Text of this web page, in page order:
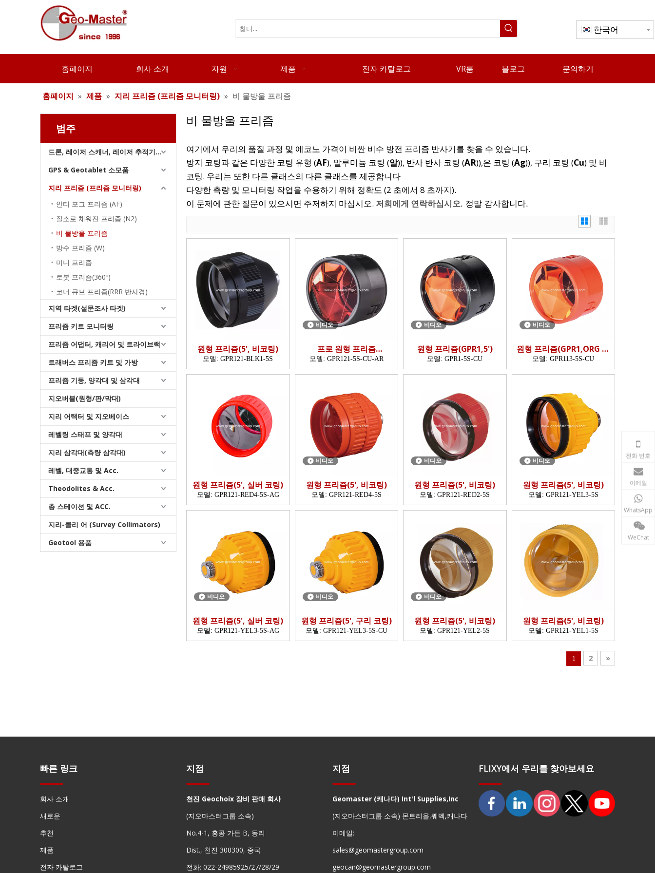
한국어
홈페이지 회사 소개 자원 제품 전자 카탈로그 VR룸 블로그 문의하기
홈페이지 » 제품 » 지리 프리즘 (프리즘 모니터링) » 비 물방울 프리즘
범주
드론, 레이저 스캐너, 레이저 추적기 및 슬램
GPS & Geotablet 소모품
지리 프리즘 (프리즘 모니터링)
안티 포그 프리즘 (AF)
질소로 채워진 프리즘 (N2)
비 물방울 프리즘
방수 프리즘 (W)
미니 프리즘
로봇 프리즘(360º)
코너 큐브 프리즘(RRR 반사경)
지역 타겟(설문조사 타겟)
프리즘 키트 모니터링
프리즘 어댑터, 캐리어 및 트라이브랙
트래버스 프리즘 키트 및 가방
프리즘 기둥, 양각대 및 삼각대
지오버블(원형/판/막대)
지리 어택터 및 지오베이스
레벨링 스태프 및 양각대
지리 삼각대(측량 삼각대)
레벨, 대중교통 및 Acc.
Theodolites & Acc.
총 스테이션 및 ACC.
지리-콜리 어 (Survey Collimators)
Geotool 용품
비 물방울 프리즘
여기에서 우리의 품질 과정 및 에코노 가격이 비싼 비수 방전 프리즘 반사기를 찾을 수 있습니다.
방지 코팅과 같은 다양한 코팅 유형 (AF), 알루미늄 코팅 (알)), 반사 반사 코팅 (AR)),은 코팅 (Ag)), 구리 코팅 (Cu) 및 비
코팅. 우리는 또한 다른 클래스의 다른 클래스를 제공합니다
다양한 측량 및 모니터링 작업을 수용하기 위해 정확도 (2 초에서 8 초까지).
이 문제에 관한 질문이 있으시면 주저하지 마십시오. 저희에게 연락하십시오. 정말 감사합니다.
원형 프리즘(5', 비코팅)
모델: GPR121-BLK1-5S
비디오
프로 원형 프리즘
(GPR121,5')
모델: GPR121-5S-CU-AR
비디오
원형 프리즘(GPR1,5')
모델: GPR1-5S-CU
비디오
원형 프리즘(GPR1,ORG 캐
니스터)
모델: GPR113-5S-CU
원형 프리즘(5', 실버 코팅)
모델: GPR121-RED4-5S-AG
비디오
원형 프리즘(5', 비코팅)
모델: GPR121-RED4-5S
비디오
원형 프리즘(5', 비코팅)
모델: GPR121-RED2-5S
비디오
원형 프리즘(5', 비코팅)
모델: GPR121-YEL3-5S
비디오
원형 프리즘(5', 실버 코팅)
모델: GPR121-YEL3-5S-AG
비디오
원형 프리즘(5', 구리 코팅)
모델: GPR121-YEL3-5S-CU
비디오
원형 프리즘(5', 비코팅)
모델: GPR121-YEL2-5S
원형 프리즘(5', 비코팅)
모델: GPR121-YEL1-5S
1 2 »
빠른 링크
회사 소개
새로운
추천
제품
전자 카탈로그
전화 번호
이메일
WhatsApp
WeChat
지점
천진 Geochoix 장비 판매 회사
(지오마스터그룹 소속)
No.4-1, 홍콩 가든 B, 동리
Dist., 천진 300300, 중국
전화: 022-24985925/27/28/29
지점
Geomaster (캐나다) Int'l Supplies,Inc
(지오마스터그룹 소속) 몬트리올,퀘벡,캐나다
이메일:
sales@geomastergroup.com
geocan@geomastergroup.com
FLIXY에서 우리를 찾아보세요